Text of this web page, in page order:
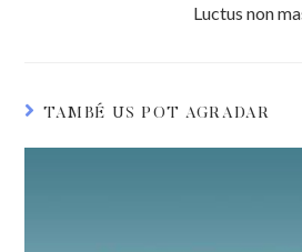
Luctus non
TAMBÉ US POT AGRADAR